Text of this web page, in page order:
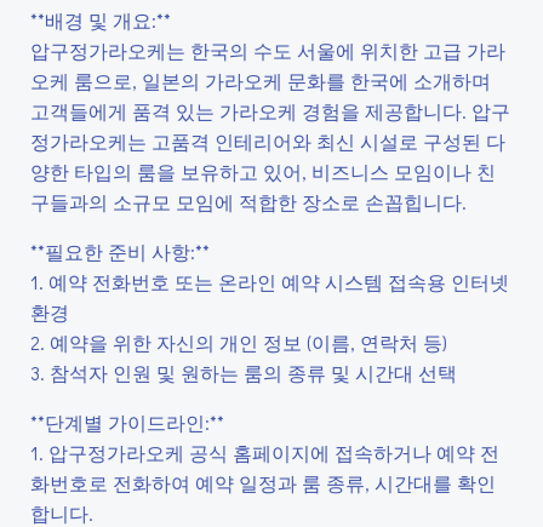
**배경 및 개요:**
압구정가라오케는 한국의 수도 서울에 위치한 고급 가라
오케 룸으로, 일본의 가라오케 문화를 한국에 소개하며
고객들에게 품격 있는 가라오케 경험을 제공합니다. 압구
정가라오케는 고품격 인테리어와 최신 시설로 구성된 다
양한 타입의 룸을 보유하고 있어, 비즈니스 모임이나 친
구들과의 소규모 모임에 적합한 장소로 손꼽힙니다.
**필요한 준비 사항:**
1. 예약 전화번호 또는 온라인 예약 시스템 접속용 인터넷
환경
2. 예약을 위한 자신의 개인 정보 (이름, 연락처 등)
3. 참석자 인원 및 원하는 룸의 종류 및 시간대 선택
**단계별 가이드라인:**
1. 압구정가라오케 공식 홈페이지에 접속하거나 예약 전
화번호로 전화하여 예약 일정과 룸 종류, 시간대를 확인
합니다.